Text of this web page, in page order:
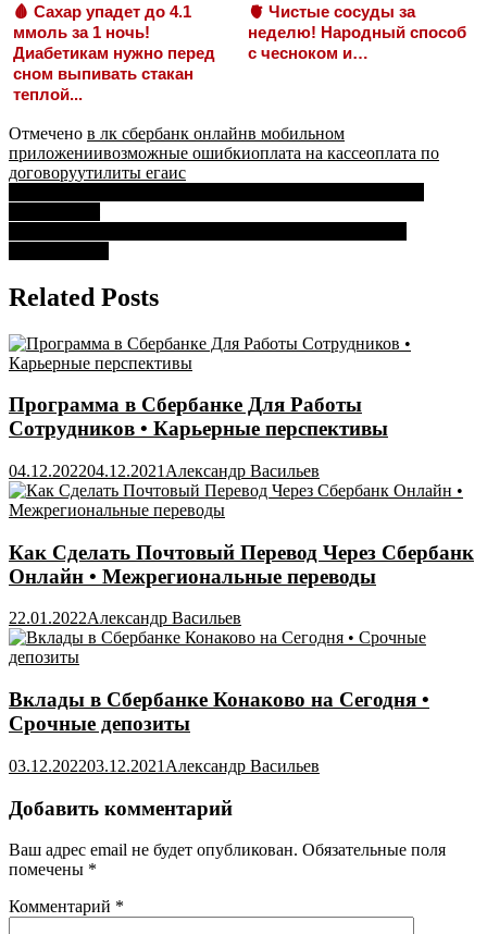
🩸 Сахар упадет до 4.1
ммоль за 1 ночь!
Диабетикам нужно перед
сном выпивать стакан
теплой...
🫀 Чистые сосуды за
неделю! Народный способ
с чесноком и…
Отмечено в лк сбербанк онлайнв мобильном
приложениивозможные ошибкиоплата на кассеоплата по
договоруутилиты егаис
Навигация
по
записям
Related Posts
Программа в Сбербанке Для Работы
Сотрудников • Карьерные перспективы
04.12.202204.12.2021 Александр Васильев
Как Сделать Почтовый Перевод Через Сбербанк
Онлайн • Межрегиональные переводы
22.01.2022Александр Васильев
Вклады в Сбербанке Конаково на Сегодня •
Срочные депозиты
03.12.202203.12.2021 Александр Васильев
Добавить комментарий
Ваш адрес email не будет опубликован. Обязательные поля
помечены *
Комментарий *